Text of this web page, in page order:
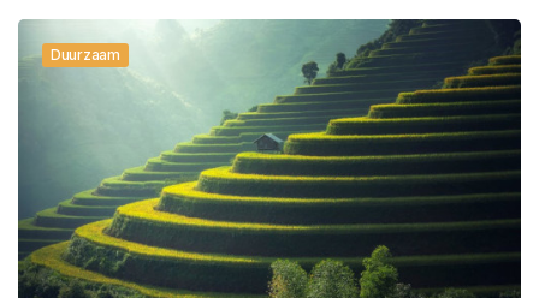
Duurzaam